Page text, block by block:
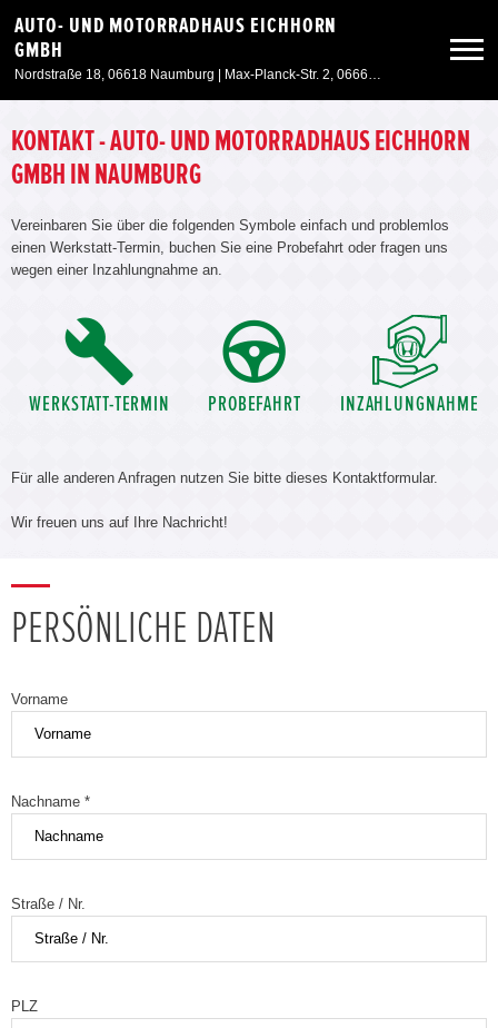
AUTO- UND MOTORRADHAUS EICHHORN
GMBH
Nordstraße 18, 06618 Naumburg | Max-Planck-Str. 2, 06667 Weißenfels
Neuwagen
Angebote
Service & Zubehör
Unser Autohaus
KONTAKT - AUTO- UND MOTORRADHAUS EICHHORN
GMBH IN NAUMBURG
Vereinbaren Sie über die folgenden Symbole einfach und problemlos
einen Werkstatt-Termin, buchen Sie eine Probefahrt oder fragen uns
wegen einer Inzahlungnahme an.
WERKSTATT-TERMIN PROBEFAHRT INZAHLUNGNAHME
Für alle anderen Anfragen nutzen Sie bitte dieses Kontaktformular.
Wir freuen uns auf Ihre Nachricht!
PERSÖNLICHE DATEN
Vorname
Nachname *
Straße / Nr.
PLZ